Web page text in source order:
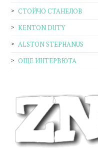
СТОЙЧО СТАНЕЛОВ
KENTON DUTY
ALSTON STEPHANUS
ОЩЕ ИНТЕРВЮТА